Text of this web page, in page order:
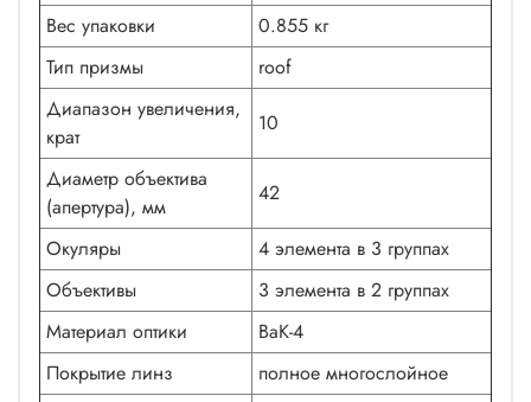
Вес упаковки
0.855 кг
Тип призмы
roof
Диапазон увеличения,
крат
10
Диаметр объектива
(апертура), мм
42
Окуляры
4 элемента в 3 группах
Объективы
3 элемента в 2 группах
Материал оптики
BaK-4
Покрытие линз
полное многослойное